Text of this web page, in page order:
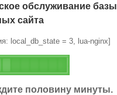
обслуживание базы
сайта
local_db_state = 3, lua-nginx]
половину минуты.